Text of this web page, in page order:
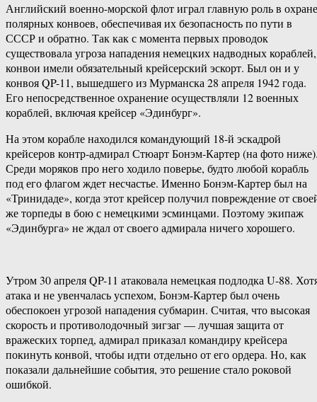
Английский военно-морской флот играл главную роль в охране
полярных конвоев, обеспечивая их безопасность по пути в
СССР и обратно. Так как с момента первых проводок
существовала угроза нападения немецких надводных кораблей,
конвои имели обязательный крейсерский эскорт. Был он и у
конвоя QP-11, вышедшего из Мурманска 28 апреля 1942 года.
Его непосредственное охранение осуществляли 12 военных
кораблей, включая крейсер «Эдинбург».
На этом корабле находился командующий 18-й эскадрой
крейсеров контр-адмирал Стюарт Бонэм-Картер (на фото
Среди моряков про него ходило поверье, будто любой корабль
под его флагом ждет несчастье. Именно Бонэм-Картер был на
«Тринидаде», когда этот крейсер получил повреждение от
же торпеды в бою с немецкими эсминцами. Поэтому экипаж
«Эдинбурга» не ждал от своего адмирала ничего хорошего.
Утром 30 апреля QP-11 атаковала немецкая подлодка U-88.
атака и не увенчалась успехом, Бонэм-Картер был очень
обеспокоен угрозой нападения субмарин. Считая, что высокая
скорость и противолодочный зигзаг — лучшая защита от
вражеских торпед, адмирал приказал командиру крейсера
покинуть конвой, чтобы идти отдельно от его ордера. Но, как
показали дальнейшие события, это решение стало роковой
ошибкой.